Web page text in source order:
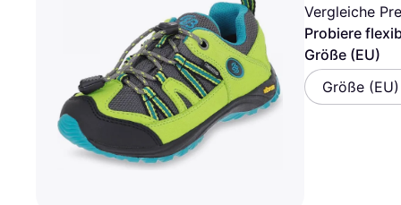
Bezahle in bis zu 30
Tagen
Ratenzahlung
Alle Shops
Vergleiche
Probiere
Größe (EU)
Größe